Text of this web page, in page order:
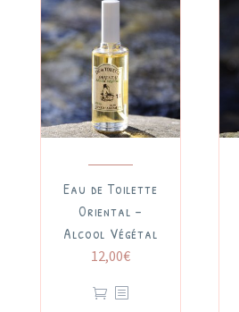
Eau de Toilette
Oriental –
Alcool Végétal
12,00€